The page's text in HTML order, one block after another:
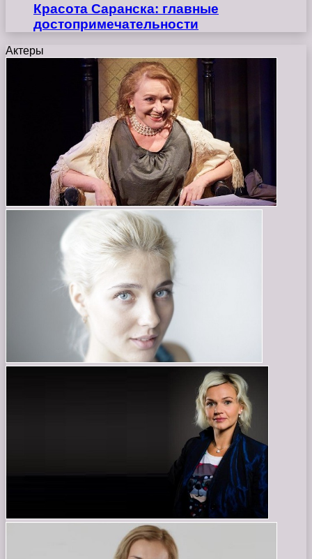
Красота Саранска: главные
достопримечательности
Актеры